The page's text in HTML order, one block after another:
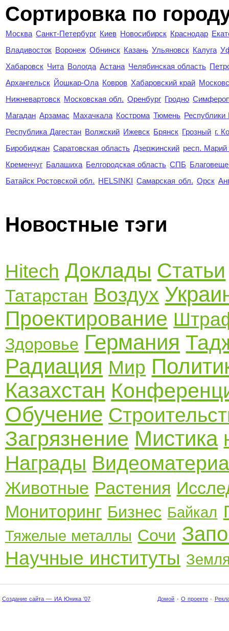
Cортировка по
Москва Санкт-Петербург Киев Новосибирск Краснодар
Владивосток Воронеж Обнинск Казань Ульяновск Калуга
Хабаровск Чита Вологда Астана Челябинская область
Архангельск Йошкар-Ола Ковров Хабаровский край
Нижневартовск Московская обл. Оренбург Гродно
Магадан Арзамас Махачкала Кострома Тюмень Республики
Республика Дагестан Волжский Ижевск Брянск Грозный г.
Биробиджан Саратовская область Дзержинский респ.
Кременчуг Балашиха Белгородская область СПБ
Батайск Ростовской обл. HELSINKI Самарская обл. Орск
Новостные тэги
Hitech Доклады Статьи
Татарстан Воздух
Проектирование
Здоровье Германия
Радиация Мир
Казахстан
Обучение
Загрязнение Мистика
Награды
Животные Растения
Мониторинг Бизнес Байкал
Тяжелые металлы Сочи
Научные институты
Создание сайта — ИА Юника '07 Домой · О проекте ·